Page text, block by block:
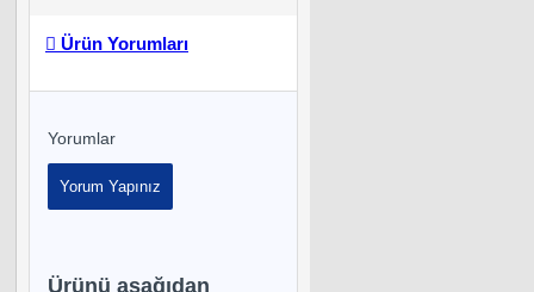
Ürün Yorumları
Yorumlar
Yorum Yapınız
Ürünü aşağıdan